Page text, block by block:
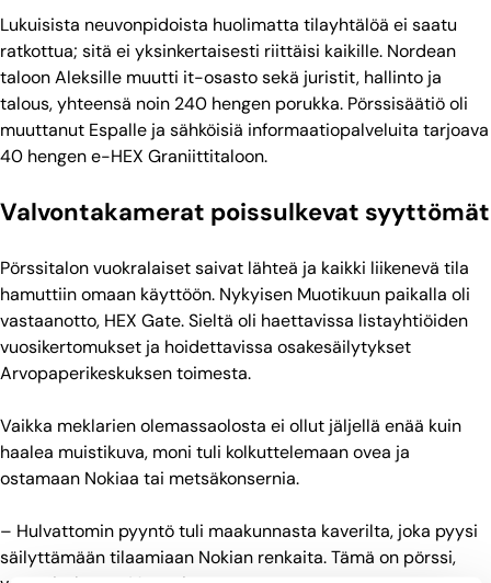
Lukuisista neuvonpidoista huolimatta tilayhtälöä ei saatu
ratkottua; sitä ei yksinkertaisesti riittäisi kaikille. Nordean
taloon Aleksille muutti it-osasto sekä juristit, hallinto ja
talous, yhteensä noin 240 hengen porukka. Pörssisäätiö oli
muuttanut Espalle ja sähköisiä informaatiopalveluita tarjoava
40 hengen e-HEX Graniittitaloon.
Valvontakamerat poissulkevat syyttömät
Pörssitalon vuokralaiset saivat lähteä ja kaikki liikenevä tila
hamuttiin omaan käyttöön. Nykyisen Muotikuun paikalla oli
vastaanotto, HEX Gate. Sieltä oli haettavissa listayhtiöiden
vuosikertomukset ja hoidettavissa osakesäilytykset
Arvopaperikeskuksen toimesta.
Vaikka meklarien olemassaolosta ei ollut jäljellä enää kuin
haalea muistikuva, moni tuli kolkuttelemaan ovea ja
ostamaan Nokiaa tai metsäkonsernia.
– Hulvattomin pyyntö tuli maakunnasta kaverilta, joka pyysi
säilyttämään tilaamiaan Nokian renkaita. Tämä on pörssi,